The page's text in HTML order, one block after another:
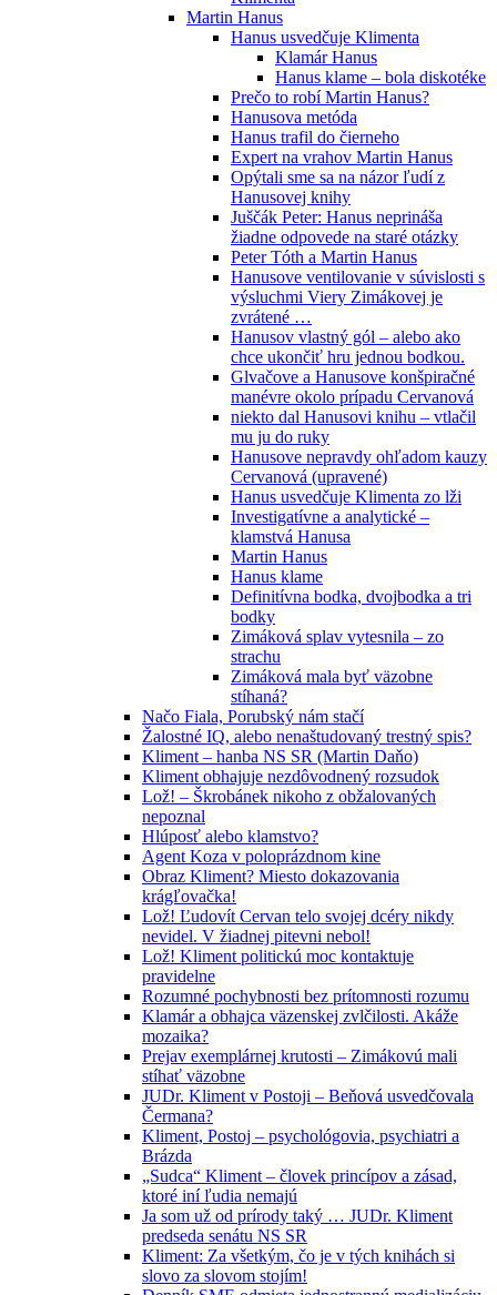
Martin Hanus
Hanus usvedčuje Klimenta
Klamár Hanus
Hanus klame – bola diskotéke
Prečo to robí Martin Hanus?
Hanusova metóda
Hanus trafil do čierneho
Expert na vrahov Martin Hanus
Opýtali sme sa na názor ľudí z
Hanusovej knihy
Juščák Peter: Hanus neprináša
žiadne odpovede na staré otázky
Peter Tóth a Martin Hanus
Hanusove ventilovanie v súvislosti s
výsluchmi Viery Zimákovej je
zvrátené …
Hanusov vlastný gól – alebo ako
chce ukončiť hru jednou bodkou.
Glvačove a Hanusove konšpiračné
manévre okolo prípadu Cervanová
niekto dal Hanusovi knihu – vtlačil
mu ju do ruky
Hanusove nepravdy ohľadom kauzy
Cervanová (upravené)
Hanus usvedčuje Klimenta zo lži
Investigatívne a analytické –
klamstvá Hanusa
Martin Hanus
Hanus klame
Definitívna bodka, dvojbodka a tri
bodky
Zimáková splav vytesnila – zo
strachu
Zimáková mala byť väzobne
stíhaná?
Načo Fiala, Porubský nám stačí
Žalostné IQ, alebo nenaštudovaný trestný spis?
Kliment – hanba NS SR (Martin Daňo)
Kliment obhajuje nezdôvodnený rozsudok
Lož! – Škrobánek nikoho z obžalovaných
nepoznal
Hlúposť alebo klamstvo?
Agent Koza v poloprázdnom kine
Obraz Kliment? Miesto dokazovania
krágľovačka!
Lož! Ľudovít Cervan telo svojej dcéry nikdy
nevidel. V žiadnej pitevni nebol!
Lož! Kliment politickú moc kontaktuje
pravidelne
Rozumné pochybnosti bez prítomnosti rozumu
Klamár a obhajca väzenskej zvlčilosti. Akáže
mozaika?
Prejav exemplárnej krutosti – Zimákovú mali
stíhať väzobne
JUDr. Kliment v Postoji – Beňová usvedčovala
Čermana?
Kliment, Postoj – psychológovia, psychiatri a
Brázda
„Sudca“ Kliment – človek princípov a zásad,
ktoré iní ľudia nemajú
Ja som už od prírody taký … JUDr. Kliment
predseda senátu NS SR
Kliment: Za všetkým, čo je v tých knihách si
slovo za slovom stojím!